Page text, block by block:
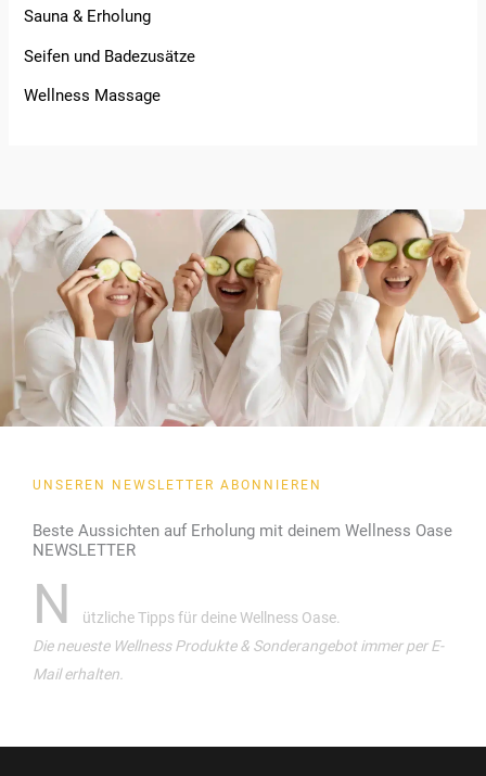
Sauna & Erholung
Seifen und Badezusätze
Wellness Massage
UNSEREN NEWSLETTER ABONNIEREN
Beste Aussichten auf Erholung mit deinem Wellness Oase
NEWSLETTER
N
ützliche Tipps für deine Wellness Oase.
Die neueste Wellness Produkte & Sonderangebot immer per E-
Mail erhalten.